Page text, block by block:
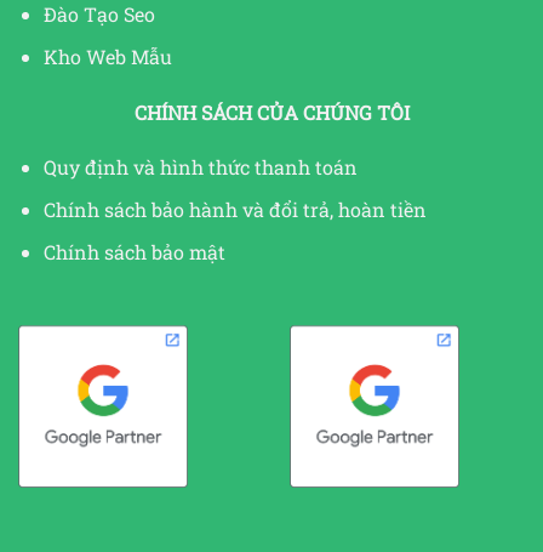
Đào Tạo Seo
Kho Web Mẫu
CHÍNH SÁCH CỦA CHÚNG TÔI
Quy định và hình thức thanh toán
Chính sách bảo hành và đổi trả, hoàn tiền
Chính sách bảo mật